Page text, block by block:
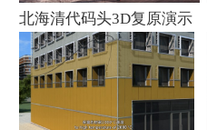
北海清代码头3D复原演示
片